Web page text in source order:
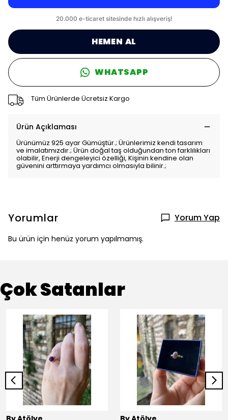
HEMEN AL
WHATSAPP
Tüm Ürünlerde Ücretsiz Kargo
Ürün Açıklaması
Ürünümüz 925 ayar Gümüştür.; Ürünlerimiz kendi tasarım
ve imalatımızdır.; Ürün doğal taş olduğundan ton farklılıkları
olabilir, Enerji dengeleyici özelliği, Kişinin kendine olan
güvenini arttırmaya yardımcı olmasıyla bilinir.;
Yorumlar Yorum Yap
Bu ürün için henüz yorum yapılmamış.
Çok Satanlar